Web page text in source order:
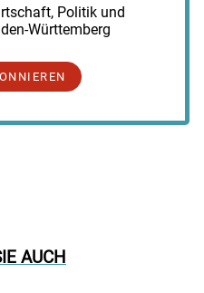
Politik und
Württemberg
AUCH